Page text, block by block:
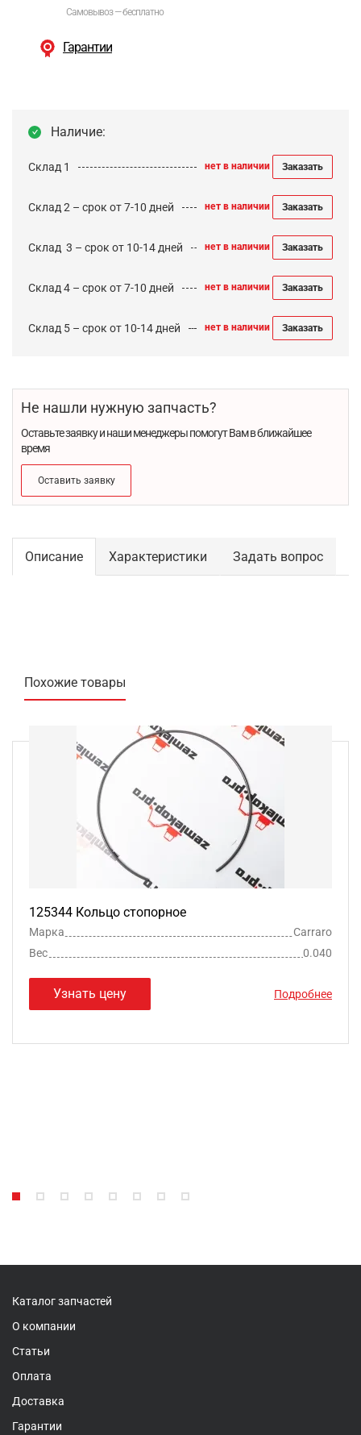
Самовывоз — бесплатно
Гарантии
Наличие:
Склад 1 нет в наличии Заказать
Склад 2 – срок от 7-10 дней нет в наличии Заказать
Cклад 3 – срок от 10-14 дней нет в наличии Заказать
Склад 4 – срок от 7-10 дней нет в наличии Заказать
Склад 5 – срок от 10-14 дней нет в наличии Заказать
Не нашли нужную запчасть?
Оставьте заявку и наши менеджеры помогут Вам в ближайшее
время
Оставить заявку
Описание Характеристики Задать вопрос
Похожие товары
125344 Кольцо стопорное
Марка
Carraro
Вес
0.040
Узнать цену Подробнее
Каталог запчастей
О компании
Статьи
Оплата
Доставка
Гарантии